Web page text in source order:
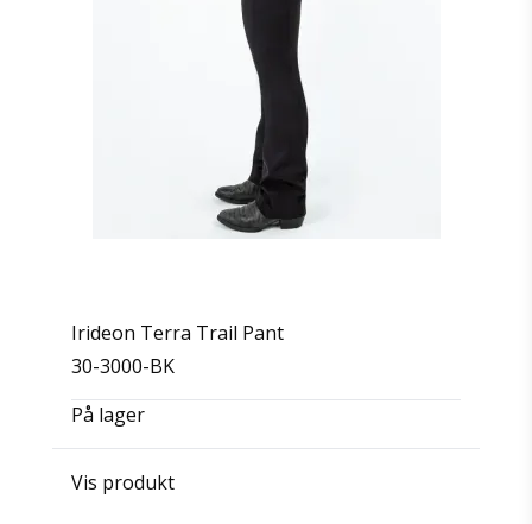
Irideon Terra Trail Pant
30-3000-BK
På lager
Vis produkt